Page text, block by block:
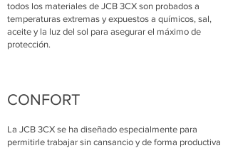
todos los materiales de JCB 3CX son probados a
temperaturas extremas y expuestos a químicos, sal,
aceite y la luz del sol para asegurar el máximo de
protección.
CONFORT
La JCB 3CX se ha diseñado especialmente para
permitirle trabajar sin cansancio y de forma productiva